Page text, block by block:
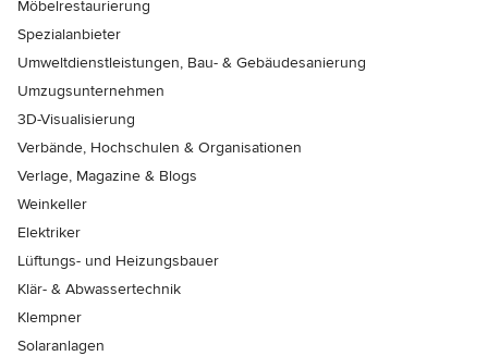
Möbelrestaurierung
Spezialanbieter
Umweltdienstleistungen, Bau- & Gebäudesanierung
Umzugsunternehmen
3D-Visualisierung
Verbände, Hochschulen & Organisationen
Verlage, Magazine & Blogs
Weinkeller
Elektriker
Lüftungs- und Heizungsbauer
Klär- & Abwassertechnik
Klempner
Solaranlagen